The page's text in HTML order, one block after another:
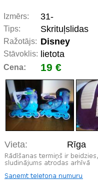
Izmērs: 31-
Tips: Skrituļslidas
Ražotājs: Disney
Stāvoklis: lietota
Cena: 19 €
Vieta: Rīga